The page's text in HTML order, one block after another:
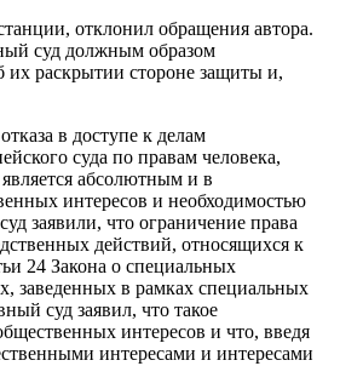
отклонил обращения автора.
суд должным образом
их раскрытии стороне защиты и,
в доступе к делам
суда по правам человека,
абсолютным и в
интересов и необходимостью
заявили, что ограничение права
действий, относящихся к
24 Закона о специальных
заведенных в рамках специальных
суд заявил, что такое
интересов и что, введя
интересами и интересами